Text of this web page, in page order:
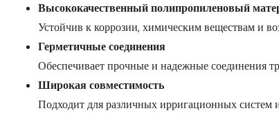
Высококачественный полипропиленовый
Устойчив к коррозии, химическим веществам и
Герметичные соединения
Обеспечивает прочные и надежные соединения
Широкая совместимость
Подходит для различных ирригационных систем